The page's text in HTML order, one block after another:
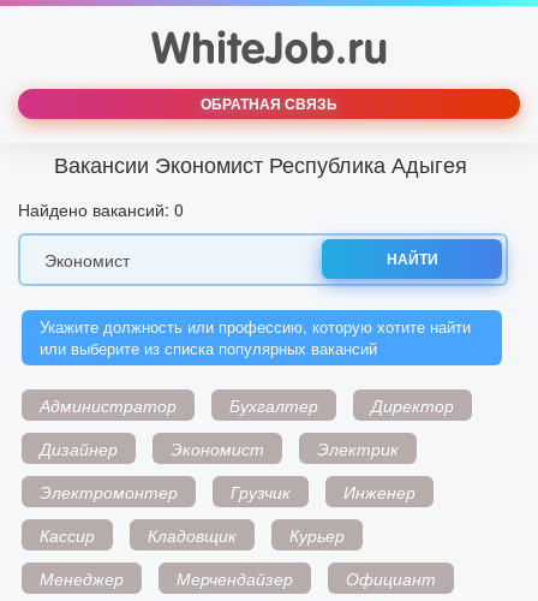
ОБРАТНАЯ СВЯЗЬ
Вакансии Экономист Республика Адыгея
Найдено вакансий: 0
НАЙТИ
Укажите должность или профессию, которую хотите найти
или выберите из списка популярных вакансий
Администратор Бухгалтер
Директор
Дизайнер
Экономист
Электрик
Электромонтер
Грузчик
Инженер
Кассир
Кладовщик
Курьер
Менеджер
Мерчендайзер
Официант